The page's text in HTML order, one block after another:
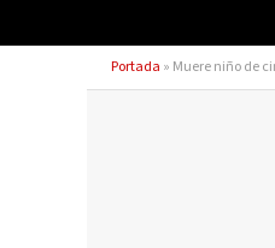
Portada » Muere niño de